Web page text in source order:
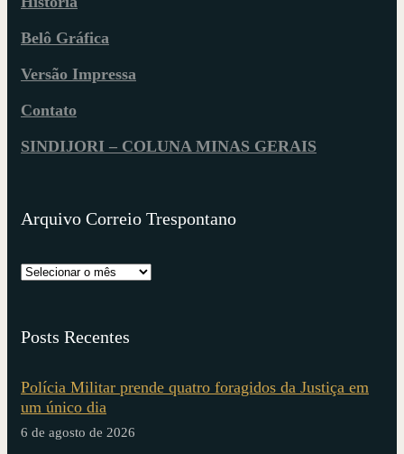
Belô Gráfica
Versão Impressa
Contato
SINDIJORI – COLUNA MINAS GERAIS
Arquivo Correio Trespontano
Posts Recentes
Polícia Militar prende quatro foragidos da Justiça em
um único dia
6 de agosto de 2026